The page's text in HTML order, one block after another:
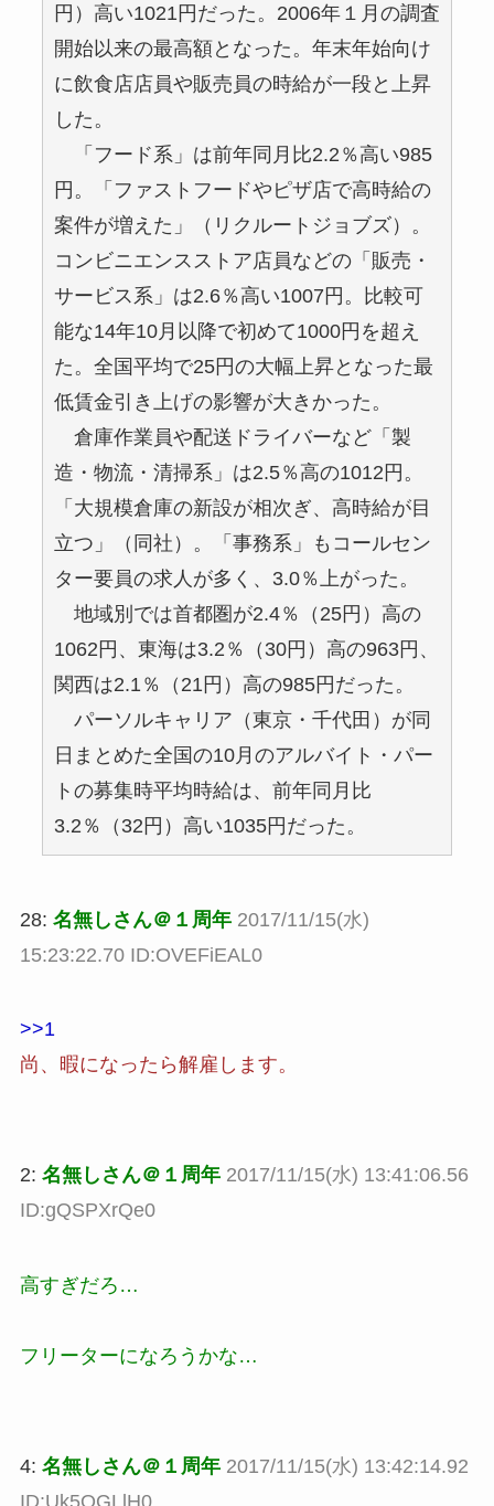
円）高い1021円だった。2006年１月の調査
開始以来の最高額となった。年末年始向け
に飲食店店員や販売員の時給が一段と上昇
した。
「フード系」は前年同月比2.2％高い985
円。「ファストフードやピザ店で高時給の
案件が増えた」（リクルートジョブズ）。
コンビニエンスストア店員などの「販売・
サービス系」は2.6％高い1007円。比較可
能な14年10月以降で初めて1000円を超え
た。全国平均で25円の大幅上昇となった最
低賃金引き上げの影響が大きかった。
倉庫作業員や配送ドライバーなど「製
造・物流・清掃系」は2.5％高の1012円。
「大規模倉庫の新設が相次ぎ、高時給が目
立つ」（同社）。「事務系」もコールセン
ター要員の求人が多く、3.0％上がった。
地域別では首都圏が2.4％（25円）高の
1062円、東海は3.2％（30円）高の963円、
関西は2.1％（21円）高の985円だった。
パーソルキャリア（東京・千代田）が同
日まとめた全国の10月のアルバイト・パー
トの募集時平均時給は、前年同月比
3.2％（32円）高い1035円だった。
28: 名無しさん＠１周年 2017/11/15(水)
15:23:22.70 ID:OVEFiEAL0
>>1
尚、暇になったら解雇します。
2: 名無しさん＠１周年 2017/11/15(水) 13:41:06.56
ID:gQSPXrQe0
高すぎだろ…
フリーターになろうかな…
4: 名無しさん＠１周年 2017/11/15(水) 13:42:14.92
ID:Uk5OGLlH0